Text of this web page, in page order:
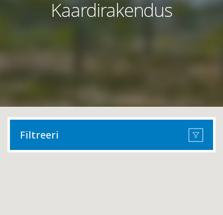
Kaardirakendus
Filtreeri